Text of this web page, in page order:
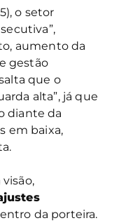
o setor
aumento da
gestão
que o
alta”, já que
diante da
em baixa,
da porteira.